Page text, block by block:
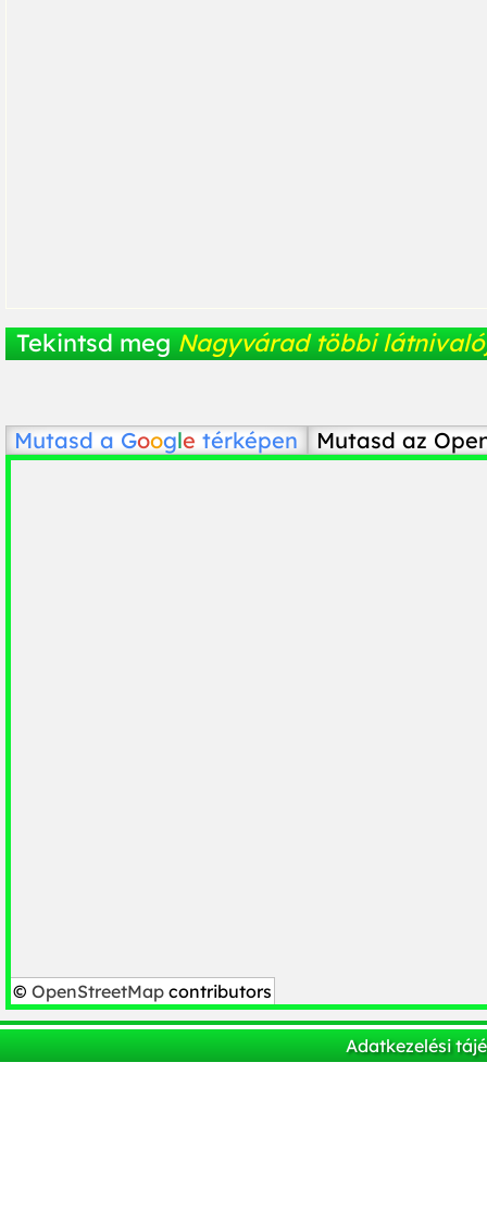
Tekintsd meg Nagyvárad többi
Mutasd a Google térképen Mutasd az
© OpenStreetMap contributors
Adatkezelési